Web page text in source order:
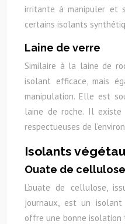
irritante à manipuler et
certains isolants
Laine de verre
Similaire à la laine de
isolant efficace, mais
manipulation. Elle est
laine de roche. Il existe
respectueuses de
Isolants
Ouate de cellulose
L’ouate de cellulose,
journaux, est un
offre une bonne isolation